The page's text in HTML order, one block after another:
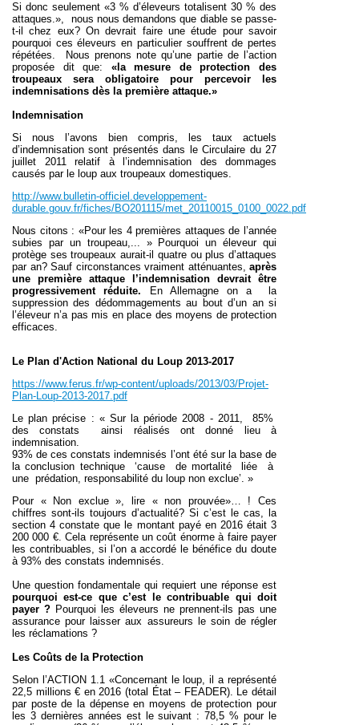
Si donc seulement «3 % d’éleveurs totalisent 30 % des
attaques.», nous nous demandons que diable se passe-
t-il chez eux? On devrait faire une étude pour savoir
pourquoi ces éleveurs en particulier souffrent de pertes
répétées. Nous prenons note qu’une partie de l’action
proposée dit que: «la mesure de protection des
troupeaux sera obligatoire pour percevoir les
indemnisations dès la première attaque.»
Indemnisation
Si nous l’avons bien compris, les taux actuels
d’indemnisation sont présentés dans le Circulaire du 27
juillet 2011 relatif à l’indemnisation des dommages
causés par le loup aux troupeaux domestiques.
http://www.bulletin-officiel.developpement-
durable.gouv.fr/fiches/BO201115/met_20110015_0100_0022.pdf
Nous citons : «Pour les 4 premières attaques de l’année
subies par un troupeau,... » Pourquoi un éleveur qui
protège ses troupeaux aurait-il quatre ou plus d’attaques
par an? Sauf circonstances vraiment atténuantes, après
une première attaque l’indemnisation devrait être
progressivement réduite.
En Allemagne on a la
suppression des dédommagements au bout d’un an si
l’éleveur n’a pas mis en place des moyens de protection
efficaces.
Le Plan d'Action National du Loup 2013-2017
https://www.ferus.fr/wp-content/uploads/2013/03/Projet-
Plan-Loup-2013-2017.pdf
Le plan précise : « Sur la période 2008 - ­2011, 85%
des constats ainsi réalisés ont donné lieu à
indemnisation.
93% de ces constats indemnisés l’ont été sur la base de
la conclusion technique ‘cause de mortalité liée à
une prédation, responsabilité du loup non exclue’. »
Pour « Non exclue », lire « non prouvée»… ! Ces
chiffres sont-ils toujours d’actualité? Si c’est le cas, la
section 4 constate que le montant payé en 2016 était 3
200 000 €. Cela représente un coût énorme à faire payer
les contribuables, si l’on a accordé le bénéfice du doute
à 93% des constats indemnisés.
Une question fondamentale qui requiert une réponse est
pourquoi est-ce que c’est le contribuable qui doit
payer ? Pourquoi les éleveurs ne prennent-ils pas une
assurance pour laisser aux assureurs le soin de régler
les réclamations ?
Les Coûts de la Protection
Selon l’ACTION 1.1 «Concernant le loup, il a représenté
22,5 millions € en 2016 (total État – FEADER). Le détail
par poste de la dépense en moyens de protection pour
les 3 dernières années est le suivant : 78,5 % pour le